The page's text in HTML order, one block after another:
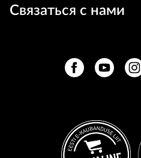
Связаться с нами